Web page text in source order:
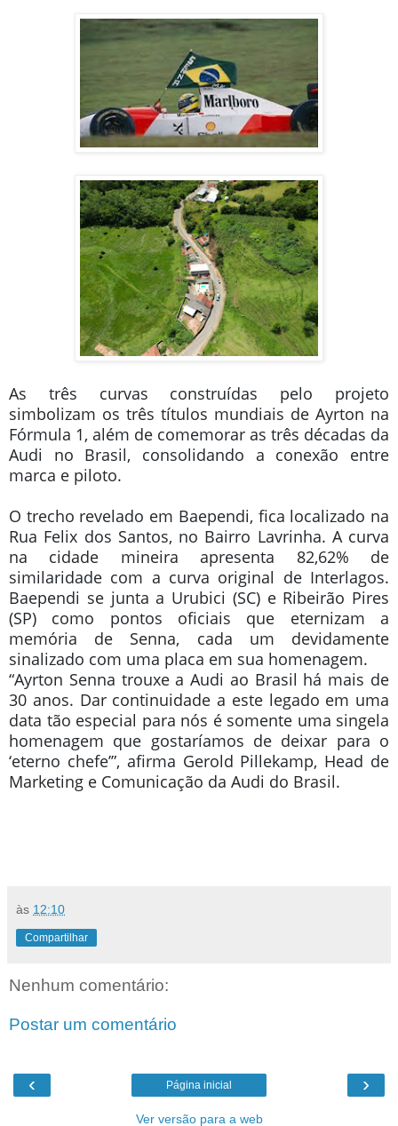
As três curvas construídas pelo projeto
simbolizam os três títulos mundiais de Ayrton na
Fórmula 1, além de comemorar as três décadas da
Audi no Brasil, consolidando a conexão entre
marca e piloto.
O trecho revelado em Baependi, fica localizado na
Rua Felix dos Santos, no Bairro Lavrinha. A curva
na cidade mineira apresenta 82,62% de
similaridade com a curva original de Interlagos.
Baependi se junta a Urubici (SC) e Ribeirão Pires
(SP) como pontos oficiais que eternizam a
memória de Senna, cada um devidamente
sinalizado com uma placa em sua homenagem.
“Ayrton Senna trouxe a Audi ao Brasil há mais de
30 anos. Dar continuidade a este legado em uma
data tão especial para nós é somente uma singela
homenagem que gostaríamos de deixar para o
‘eterno chefe’”, afirma Gerold Pillekamp, Head de
Marketing e Comunicação da Audi do Brasil.
às 12:10
Compartilhar
Nenhum comentário:
Postar um comentário
‹ ›
Página inicial
Ver versão para a web